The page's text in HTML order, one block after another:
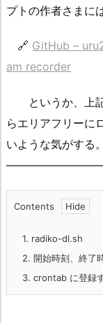
プトの作者さまに
🔗 GitHub –
am recorder
というか、上
らエリアフリーに
いような気がする。
Contents
1. radiko-dl.sh
2. 開始時刻、終了
3. crontab に登録